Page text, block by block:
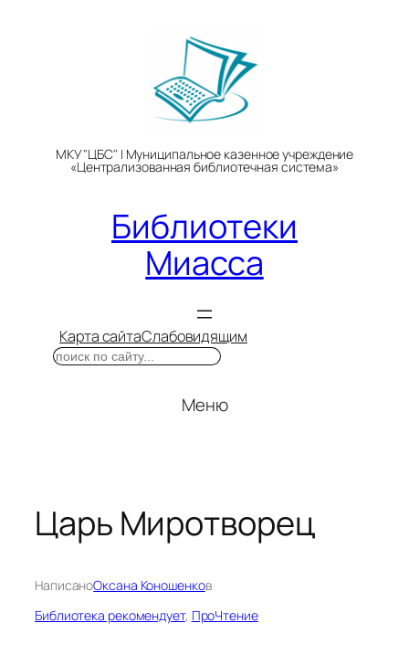
МКУ "ЦБС" | Муниципальное казенное учреждение
«Централизованная библиотечная система»
Библиотеки
Миасса
Карта сайтаСлабовидящим
Поиск
Меню
Царь Миротворец
НаписаноОксана Коношенков
Библиотека рекомендует, ПроЧтение